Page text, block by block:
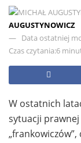
AUGUSTYNOWICZ
Data ostatniej
Czas czytania:6
W ostatnich
sytuacji